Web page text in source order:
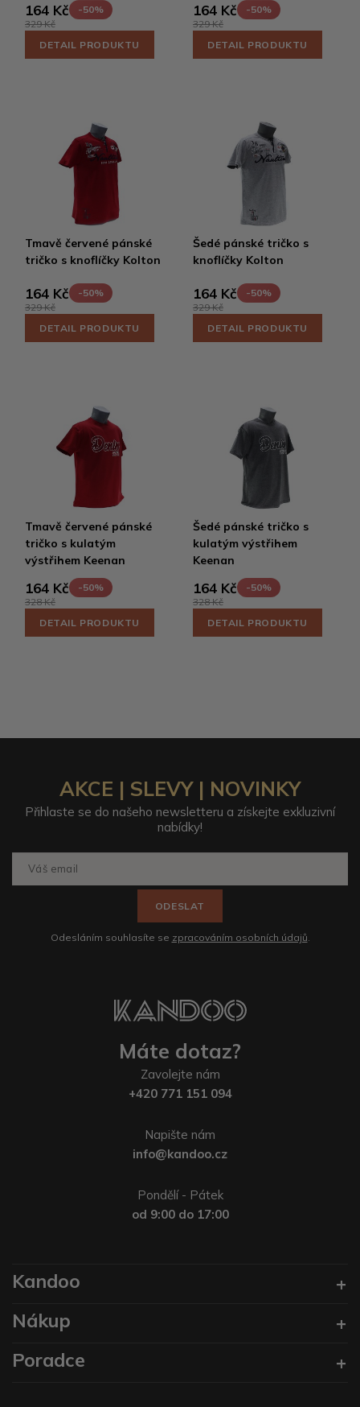
164 Kč
-50%
329 Kč
DETAIL PRODUKTU
164 Kč
-50%
329 Kč
DETAIL PRODUKTU
Tmavě červené pánské
tričko s knoflíčky Kolton
164 Kč
-50%
329 Kč
DETAIL PRODUKTU
Šedé pánské tričko s
knoflíčky Kolton
164 Kč
-50%
329 Kč
DETAIL PRODUKTU
Tmavě červené pánské
tričko s kulatým
výstřihem Keenan
164 Kč
-50%
328 Kč
DETAIL PRODUKTU
Šedé pánské tričko s
kulatým výstřihem
Keenan
164 Kč
-50%
328 Kč
DETAIL PRODUKTU
AKCE | SLEVY | NOVINKY
Přihlaste se do našeho newsletteru a získejte exkluzivní
nabídky!
ODESLAT
Odesláním souhlasíte se zpracováním osobních údajů
Máte dotaz?
Zavolejte nám
+420 771 151 094
Napište nám
info@kandoo.cz
Pondělí - Pátek
od 9:00 do 17:00
Kandoo
Nákup
Poradce